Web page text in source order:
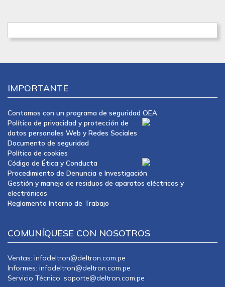
IMPORTANTE
Contamos con un programa de seguridad OEA
Política de privacidad y protección de
datos personales Web y Redes Sociales
Documento de seguridad
Política de cookies
Código de Ética y Conducta
Procedimiento de Denuncia e Investigación
Gestión y manejo de residuos de aparatos eléctricos y
electrónicos
Reglamento Interno de Trabajo
COMUNÍQUESE CON NOSOTROS
Ventas: infodeltron@deltron.com.pe
Informes: infodeltron@deltron.com.pe
Servicio Técnico: soporte@deltron.com.pe